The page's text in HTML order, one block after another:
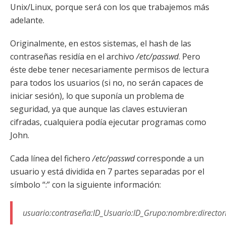
Unix/Linux, porque será con los que trabajemos más
adelante.
Originalmente, en estos sistemas, el hash de las
contraseñas residía en el archivo/etc/passwd. Pero
éste debe tener necesariamente permisos de lectura
para todos los usuarios (si no, no serán capaces de
iniciar sesión), lo que suponía un problema de
seguridad, ya que aunque las claves estuvieran
cifradas, cualquiera podía ejecutar programas como
John.
Cada línea del fichero/etc/passwdcorresponde a un
usuario y está dividida en 7 partes separadas por el
símbolo “:” con la siguiente información: